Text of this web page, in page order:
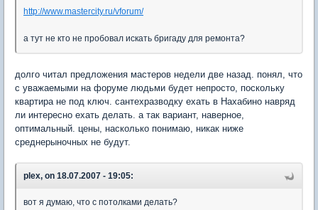
http://www.mastercity.ru/vforum/
а тут не кто не пробовал искать бригаду для ремонта?
долго читал предложения мастеров недели две назад. понял, что
с уважаемыми на форуме людьми будет непросто, поскольку
квартира не под ключ. сантехразводку ехать в Нахабино навряд
ли интересно ехать делать. а так вариант, наверное,
оптимальный. цены, насколько понимаю, никак ниже
среднерыночных не будут.
plex, on 18.07.2007 - 19:05:
вот я думаю, что с потолками делать?